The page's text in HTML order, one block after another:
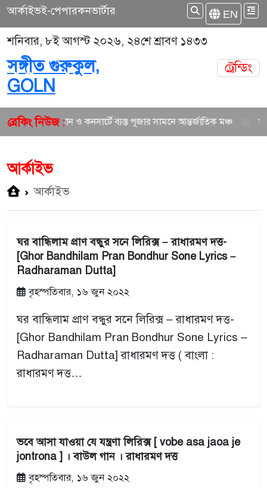
আর্কাইভই-পেপারকনভার্টার EN
শনিবার, ৮ই আগস্ট ২০২৬, ২৪শে শ্রাবণ ১৪৩৩
সঙ্গীত গুরুকুল,
GOLN
ট্রেন্ডিং
ব্রেকিং নিউজ :
নতুন গান ও কনসার্টে ব্যস্ত পূজার সামনে আন্তর্জাতিক মঞ্চ
আর্কাইভ
আর্কাইভ
ঘর বান্ধিলাম প্রাণ বন্ধুর সনে লিরিক্স – রাধারমণ দত্ত-
[Ghor Bandhilam Pran Bondhur Sone Lyrics –
Radharaman Dutta]
বৃহস্পতিবার, ১৬ জুন ২০২২
ঘর বান্ধিলাম প্রাণ বন্ধুর সনে লিরিক্স – রাধারমণ দত্ত-
[Ghor Bandhilam Pran Bondhur Sone Lyrics –
Radharaman Dutta] রাধারমণ দত্ত ( বাংলা :
রাধারমণ দত্ত…
ভবে আসা যাওয়া যে যন্ত্রণা লিরিক্স [ vobe asa jaoa je
jontrona ] । বাউল গান । রাধারমণ দত্ত
বৃহস্পতিবার, ১৬ জুন ২০২২